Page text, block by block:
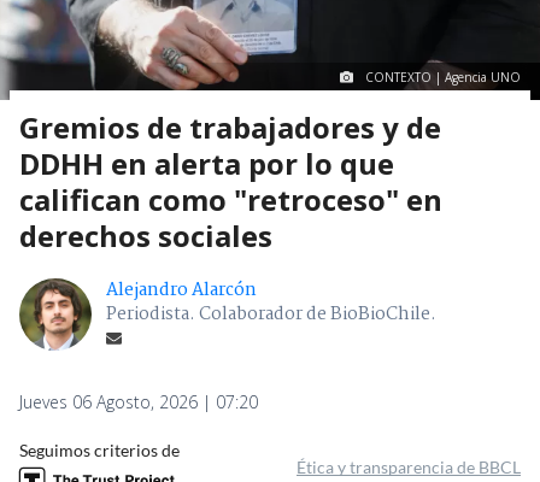
CONTEXTO | Agencia UNO
Gremios de trabajadores y de
DDHH en alerta por lo que
califican como "retroceso" en
derechos sociales
Alejandro Alarcón
Periodista. Colaborador de BioBioChile.
Jueves 06 Agosto, 2026 | 07:20
Seguimos criterios de
Ética y transparencia de BBCL